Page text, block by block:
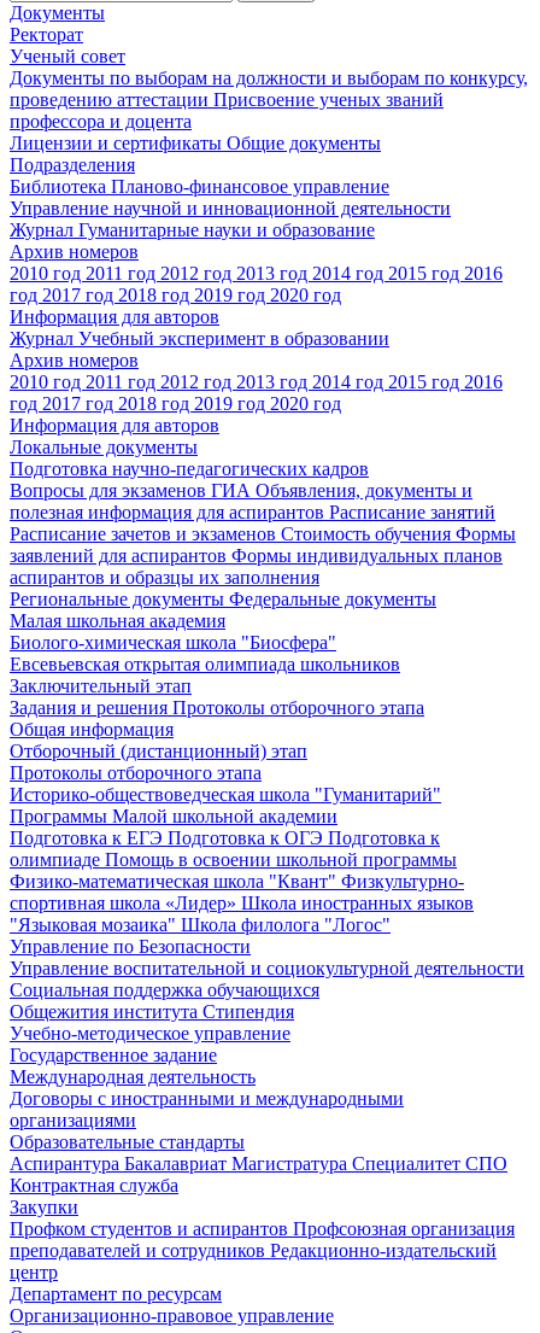
Документы
Ректорат
Ученый совет
Документы по выборам на должности и выборам по конкурсу,
проведению аттестации Присвоение ученых званий
профессора и доцента
Лицензии и сертификаты Общие документы
Подразделения
Библиотека Планово-финансовое управление
Управление научной и инновационной деятельности
Журнал Гуманитарные науки и образование
Архив номеров
2010 год 2011 год 2012 год 2013 год 2014 год 2015 год 2016
год 2017 год 2018 год 2019 год 2020 год
Информация для авторов
Журнал Учебный эксперимент в образовании
Архив номеров
2010 год 2011 год 2012 год 2013 год 2014 год 2015 год 2016
год 2017 год 2018 год 2019 год 2020 год
Информация для авторов
Локальные документы
Подготовка научно-педагогических кадров
Вопросы для экзаменов ГИА Объявления, документы и
полезная информация для аспирантов Расписание занятий
Расписание зачетов и экзаменов Стоимость обучения Формы
заявлений для аспирантов Формы индивидуальных планов
аспирантов и образцы их заполнения
Региональные документы Федеральные документы
Малая школьная академия
Биолого-химическая школа "Биосфера"
Евсевьевская открытая олимпиада школьников
Заключительный этап
Задания и решения Протоколы отборочного этапа
Общая информация
Отборочный (дистанционный) этап
Протоколы отборочного этапа
Историко-обществоведческая школа "Гуманитарий"
Программы Малой школьной академии
Подготовка к ЕГЭ Подготовка к ОГЭ Подготовка к
олимпиаде Помощь в освоении школьной программы
Физико-математическая школа "Квант" Физкультурно-
спортивная школа «Лидер» Школа иностранных языков
"Языковая мозаика" Школа филолога "Логос"
Управление по Безопасности
Управление воспитательной и социокультурной деятельности
Социальная поддержка обучающихся
Общежития института Стипендия
Учебно-методическое управление
Государственное задание
Международная деятельность
Договоры с иностранными и международными
организациями
Образовательные стандарты
Аспирантура Бакалавриат Магистратура Специалитет СПО
Контрактная служба
Закупки
Профком студентов и аспирантов Профсоюзная организация
преподавателей и сотрудников Редакционно-издательский
центр
Департамент по ресурсам
Организационно-правовое управление